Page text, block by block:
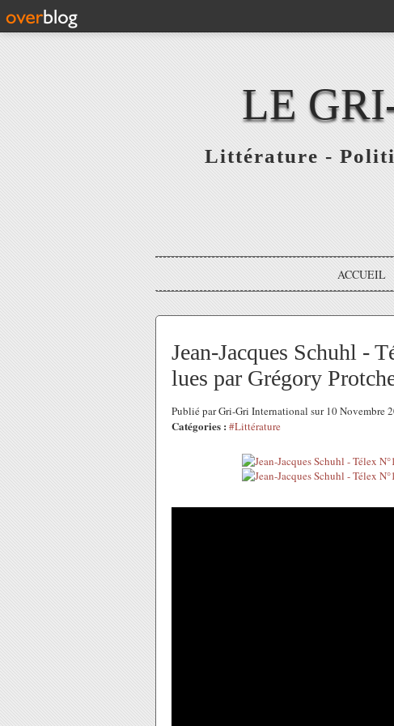
LE
Littérature -
ACCUEIL
Jean-Jacques Schuhl -
lues par Grégory
Publié par Gri-Gri International sur 10 Novembre
Catégories : #Littérature